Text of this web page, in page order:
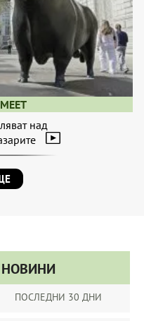
над
ПОСЛЕДНИ 30 ДНИ